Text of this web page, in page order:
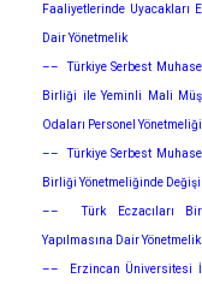
Faaliyetlerinde Uyacakları
Dair Yönetmelik
–– Türkiye Serbest
Birliği ile Yeminli Mali
Odaları Personel
–– Türkiye Serbest
Birliği Yönetmeliğinde
–– Türk Eczacıları
Yapılmasına Dair Yönetmelik
–– Erzincan Üniversitesi